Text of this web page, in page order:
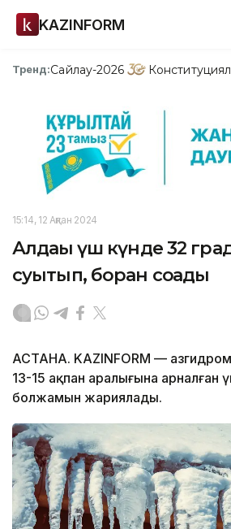
KAZINFORM
Тренд:Сайлау-2026
15:14, 12 Ақпан 2024
Алдағы үш күнде 32
суытып, боран соғады
АСТАНА. KAZINFORM —
13-15 ақпан аралығына арналған
болжамын жариялады.